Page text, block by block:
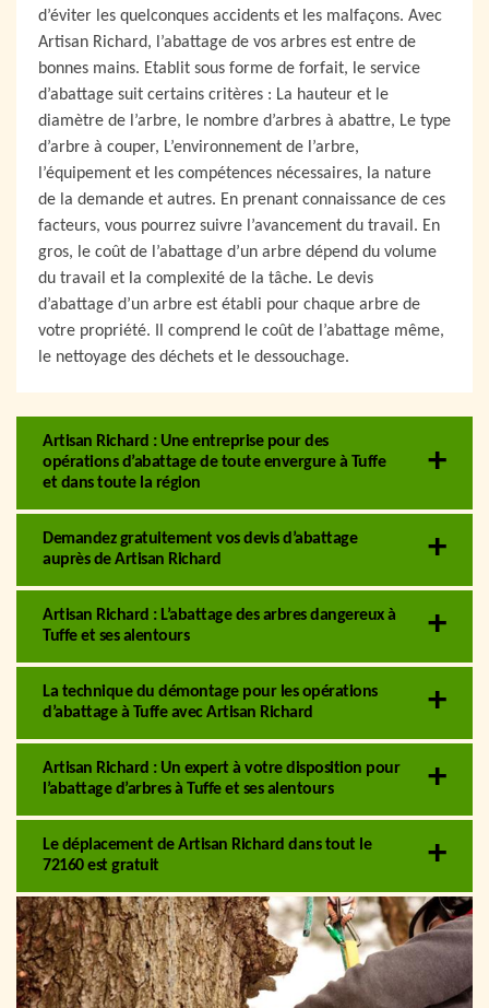
d’éviter les quelconques accidents et les malfaçons. Avec
Artisan Richard, l’abattage de vos arbres est entre de
bonnes mains. Etablit sous forme de forfait, le service
d’abattage suit certains critères : La hauteur et le
diamètre de l’arbre, le nombre d’arbres à abattre, Le type
d’arbre à couper, L’environnement de l’arbre,
l’équipement et les compétences nécessaires, la nature
de la demande et autres. En prenant connaissance de ces
facteurs, vous pourrez suivre l’avancement du travail. En
gros, le coût de l’abattage d’un arbre dépend du volume
du travail et la complexité de la tâche. Le devis
d’abattage d’un arbre est établi pour chaque arbre de
votre propriété. Il comprend le coût de l’abattage même,
le nettoyage des déchets et le dessouchage.
Artisan Richard : Une entreprise pour des
opérations d’abattage de toute envergure à Tuffe
et dans toute la région
Demandez gratuitement vos devis d’abattage
auprès de Artisan Richard
Artisan Richard : L’abattage des arbres dangereux à
Tuffe et ses alentours
La technique du démontage pour les opérations
d’abattage à Tuffe avec Artisan Richard
Artisan Richard : Un expert à votre disposition pour
l’abattage d’arbres à Tuffe et ses alentours
Le déplacement de Artisan Richard dans tout le
72160 est gratuit